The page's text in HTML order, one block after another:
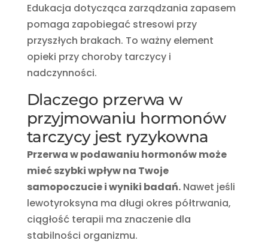
Edukacja dotycząca zarządzania zapasem
pomaga zapobiegać stresowi przy
przyszłych brakach. To ważny element
opieki przy choroby tarczycy i
nadczynności.
Dlaczego przerwa w
przyjmowaniu hormonów
tarczycy jest ryzykowna
Przerwa w podawaniu hormonów może
mieć szybki wpływ na Twoje
samopoczucie i wyniki badań.Nawet jeśli
lewotyroksyna ma długi okres półtrwania,
ciągłość terapii ma znaczenie dla
stabilności organizmu.